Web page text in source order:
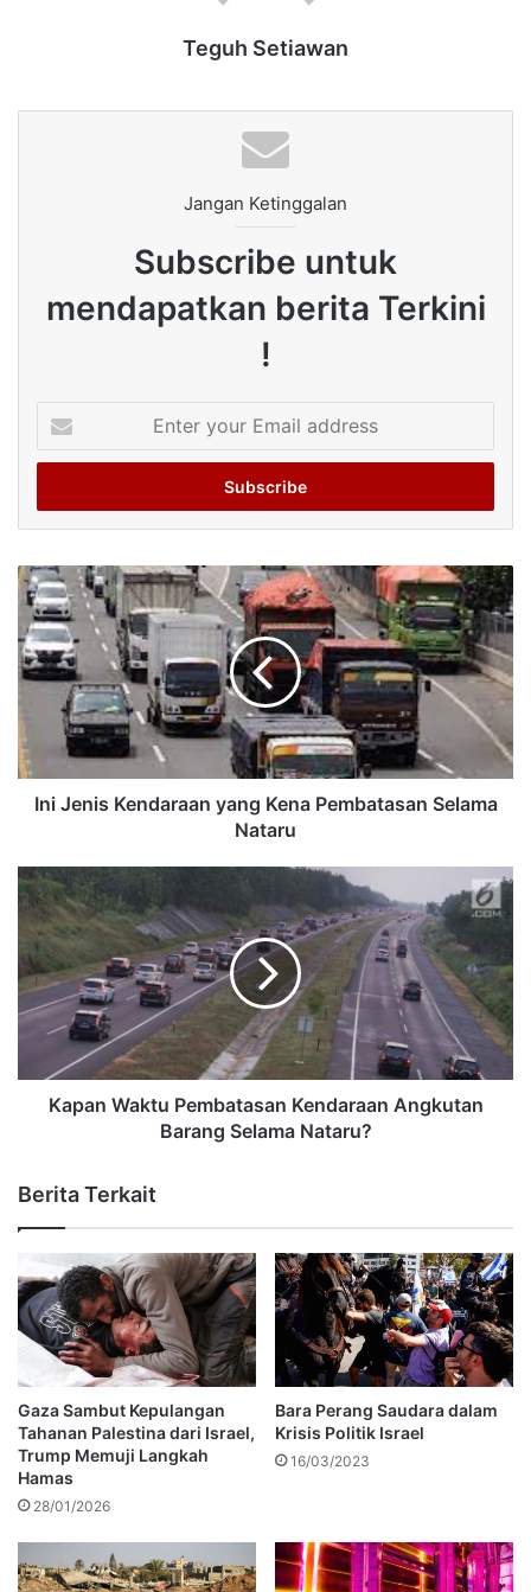
Teguh Setiawan
Jangan Ketinggalan
Subscribe untuk
mendapatkan berita Terkini
!
your
Email
Ini Jenis Kendaraan yang Kena Pembatasan Selama
Nataru
Kapan Waktu Pembatasan Kendaraan Angkutan
Barang Selama Nataru?
Berita Terkait
Gaza Sambut Kepulangan
Tahanan Palestina dari Israel,
Trump Memuji Langkah
Hamas
28/01/2026
Bara Perang Saudara dalam
Krisis Politik Israel
16/03/2023